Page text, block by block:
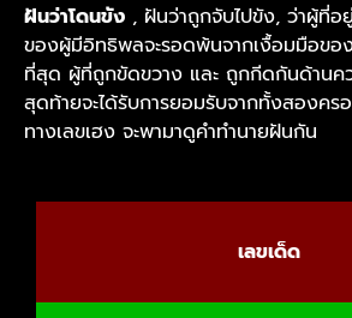
ฝันว่าโดนขัง , ฝันว่าถูกจับไปขัง, ว่าผู้ที่อ
ของผู้มีอิทธิพลจะรอดพ้นจากเงื้อมมือข
ที่สุด ผู้ที่ถูกขัดขวาง และ ถูกกีดกันด้านค
สุดท้ายจะได้รับการยอมรับจากทั้งสองค
ทางเลขเฮง จะพามาดูคำทำนายฝันกัน
เลขเด็ด